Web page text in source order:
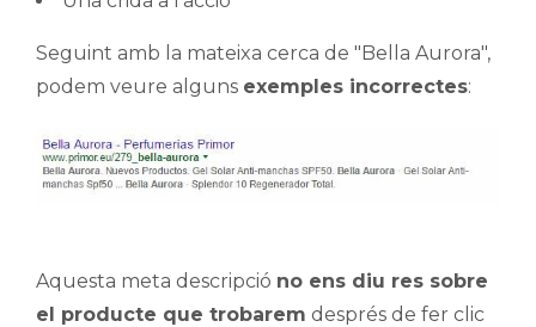
Seguint amb la mateixa cerca de "Bella Aurora",
podem veure alguns exemples incorrectes:
Aquesta meta descripció no ens diu res sobre
el producte que trobarem després de fer clic